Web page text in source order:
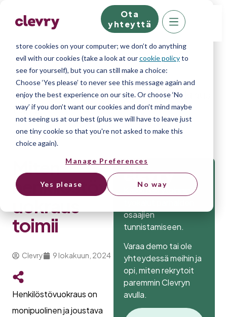
We know right? These cookie pop-ups can really ruin
your visit, so we’ll make this quick. This website does
store cookies on your computer; we don’t do anything
evil with our cookies (take a look at ourcookie policyto
see for yourself), but you can still make a choice:
Choose ‘Yes please’ to never see this message again and
enjoy the best experience on our site. Or choose ‘No
way’ if you don’t want our cookies and don’t mind maybe
not seeing us at our best (plus we will have to leave just
one tiny cookie so that you're not asked to make this
choice again).
Manage Preferences
Yes please No way
Ota
yhteyttä
Home»Blog»Miten henkilöstövuokraus
toimii
Miten
henkilöstöv
uokraus
toimii
Clevry 9 lokakuun, 2024
Henkilöstövuokraus on
monipuolinen ja joustava
Kaikki rekrytoinnin
osaajien
tunnistamiseen.
Varaa demo tai ole
yhteydessä meihin ja
opi, miten rekrytoit
paremmin Clevryn
avulla.